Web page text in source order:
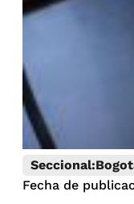
Seccional:
Fecha de